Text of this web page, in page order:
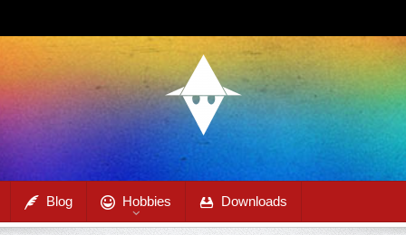
Blog Hobbies Downloads